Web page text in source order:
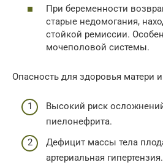
При беременности
старые недомогания,
стойкой ремиссии.
мочеполовой системы.
Опасность для здоровья матери
Высокий риск
пиелонефрита.
Дефицит массы тела
артериальная гипертензия.